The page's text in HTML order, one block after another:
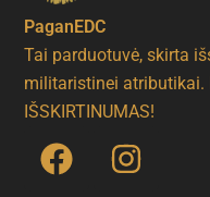
PaganEDC
Tai parduotuvė, skirta
militaristinei atributikai.
IŠSKIRTINUMAS!
F
a
I
n